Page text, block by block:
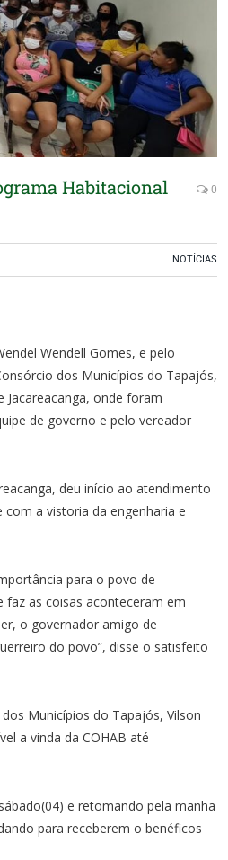
Habitacional
0
NOTÍCIAS
Wendell Gomes, e pelo
dos Municípios do Tapajós,
onde foram
de governo e pelo vereador
deu início ao atendimento
a vistoria da engenharia e
para o povo de
faz as coisas aconteceram em
o governador amigo de
do povo”, disse o satisfeito
Municípios do Tapajós, Vilson
a vinda da COHAB até
e retomando pela manhã
para receberem o benéficos